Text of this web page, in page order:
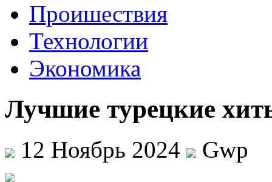
Проишествия
Технологии
Экономика
Лучшие турецкие
12 Ноябрь 2024
Gwp